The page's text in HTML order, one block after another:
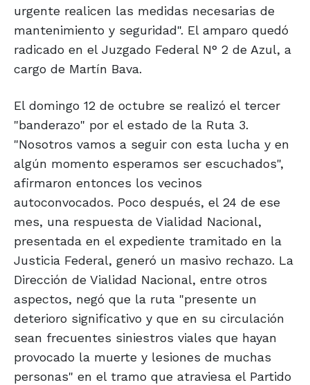
urgente realicen las medidas necesarias de
mantenimiento y seguridad". El amparo quedó
radicado en el Juzgado Federal N° 2 de Azul, a
cargo de Martín Bava.
El domingo 12 de octubre se realizó el tercer
"banderazo" por el estado de la Ruta 3.
"Nosotros vamos a seguir con esta lucha y en
algún momento esperamos ser escuchados",
afirmaron entonces los vecinos
autoconvocados. Poco después, el 24 de ese
mes, una respuesta de Vialidad Nacional,
presentada en el expediente tramitado en la
Justicia Federal, generó un masivo rechazo. La
Dirección de Vialidad Nacional, entre otros
aspectos, negó que la ruta "presente un
deterioro significativo y que en su circulación
sean frecuentes siniestros viales que hayan
provocado la muerte y lesiones de muchas
personas" en el tramo que atraviesa el Partido